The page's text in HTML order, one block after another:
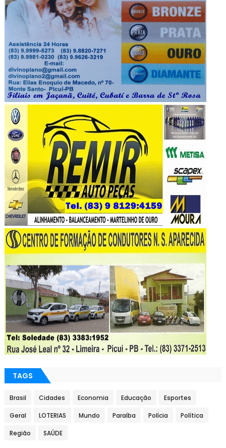
TAGS
Brasil Cidades Economia Educação Esportes
Geral LOTERIAS Mundo Paraíba Polícia Política
Região SAÚDE